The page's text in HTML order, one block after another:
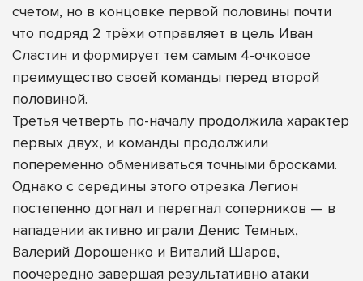
счетом, но в концовке первой половины почти
что подряд 2 трёхи отправляет в цель Иван
Сластин и формирует тем самым 4-очковое
преимущество своей команды перед второй
половиной.
Третья четверть по-началу продолжила характер
первых двух, и команды продолжили
попеременно обмениваться точными бросками.
Однако с середины этого отрезка Легион
постепенно догнал и перегнал соперников — в
нападении активно играли Денис Темных,
Валерий Дорошенко и Виталий Шаров,
поочередно завершая результативно атаки